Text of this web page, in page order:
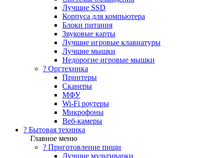
Лучшие SSD
Корпуса для компьютера
Блоки питания
Звуковые карты
Лучшие игровые клавиатуры
Лучшие мышки
Недорогие игровые мышки
?️ Оргтехника
Принтеры
Сканеры
МФУ
Wi-Fi роутеры
Микрофоны
Веб-камеры
? Бытовая техника
Главное меню
? Приготовление пищи
Лучшие мультиварки